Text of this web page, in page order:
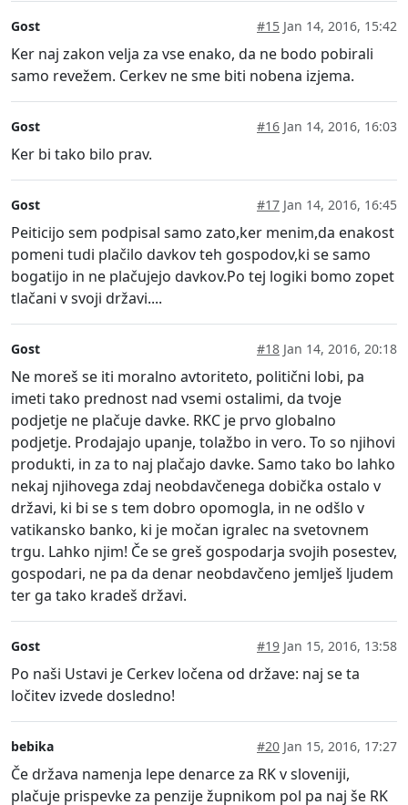
Gost #15 Jan 14, 2016, 15:42
Ker naj zakon velja za vse enako, da ne bodo pobirali
samo revežem. Cerkev ne sme biti nobena izjema.
Gost #16 Jan 14, 2016, 16:03
Ker bi tako bilo prav.
Gost #17 Jan 14, 2016, 16:45
Peiticijo sem podpisal samo zato,ker menim,da enakost
pomeni tudi plačilo davkov teh gospodov,ki se samo
bogatijo in ne plačujejo davkov.Po tej logiki bomo zopet
tlačani v svoji državi....
Gost #18 Jan 14, 2016, 20:18
Ne moreš se iti moralno avtoriteto, politični lobi, pa
imeti tako prednost nad vsemi ostalimi, da tvoje
podjetje ne plačuje davke. RKC je prvo globalno
podjetje. Prodajajo upanje, tolažbo in vero. To so njihovi
produkti, in za to naj plačajo davke. Samo tako bo lahko
nekaj njihovega zdaj neobdavčenega dobička ostalo v
državi, ki bi se s tem dobro opomogla, in ne odšlo v
vatikansko banko, ki je močan igralec na svetovnem
trgu. Lahko njim! Če se greš gospodarja svojih posestev,
gospodari, ne pa da denar neobdavčeno jemlješ ljudem
ter ga tako kradeš državi.
Gost #19 Jan 15, 2016, 13:58
Po naši Ustavi je Cerkev ločena od države: naj se ta
ločitev izvede dosledno!
bebika #20 Jan 15, 2016, 17:27
Če država namenja lepe denarce za RK v sloveniji,
plačuje prispevke za penzije župnikom pol pa naj še RK